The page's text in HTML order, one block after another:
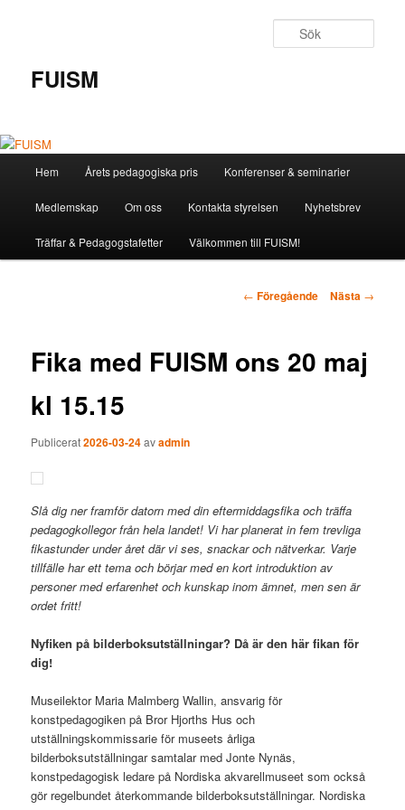
FUISM
Hem Årets pedagogiska pris Konferenser & seminarier
Medlemskap Om oss Kontakta styrelsen Nyhetsbrev
Träffar & Pedagogstafetter Välkommen till FUISM!
Inläggsnavigering
← Föregående Nästa →
Fika med FUISM ons 20 maj
kl 15.15
Publicerat2026-03-24avadmin
Slå dig ner framför datorn med din eftermiddagsfika och träffa
pedagogkollegor från hela landet! Vi har planerat in fem trevliga
fikastunder under året där vi ses, snackar och nätverkar. Varje
tillfälle har ett tema och börjar med en kort introduktion av
personer med erfarenhet och kunskap inom ämnet, men sen är
ordet fritt!
Nyfiken på bilderboksutställningar? Då är den här fikan för
dig!
Museilektor Maria Malmberg Wallin, ansvarig för
konstpedagogiken på Bror Hjorths Hus och
utställningskommissarie för museets årliga
bilderboksutställningar samtalar med Jonte Nynäs,
konstpedagogisk ledare på Nordiska akvarellmuseet som också
gör regelbundet återkommande bilderboksutställningar. Nordiska